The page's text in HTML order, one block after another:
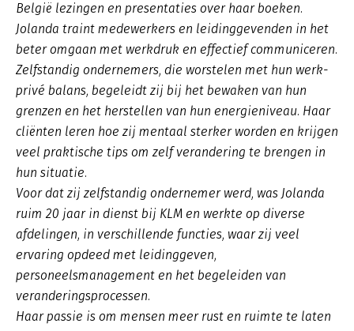
België lezingen en presentaties over haar boeken.
Jolanda traint medewerkers en leidinggevenden in het
beter omgaan met werkdruk en effectief communiceren.
Zelfstandig ondernemers, die worstelen met hun werk-
privé balans, begeleidt zij bij het bewaken van hun
grenzen en het herstellen van hun energieniveau. Haar
cliënten leren hoe zij mentaal sterker worden en krijgen
veel praktische tips om zelf verandering te brengen in
hun situatie.
Voor dat zij zelfstandig ondernemer werd, was Jolanda
ruim 20 jaar in dienst bij KLM en werkte op diverse
afdelingen, in verschillende functies, waar zij veel
ervaring opdeed met leidinggeven,
personeelsmanagement en het begeleiden van
veranderingsprocessen.
Haar passie is om mensen meer rust en ruimte te laten